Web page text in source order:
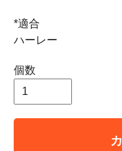
*適合
ハーレー
個数